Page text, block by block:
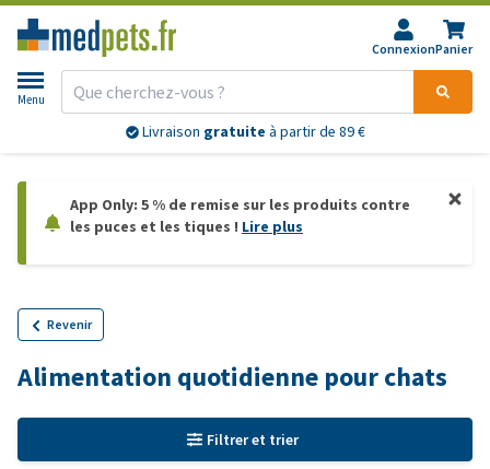
ConnexionPanier
Menu
Livraison gratuite à partir de 89 €
App Only: 5 % de remise sur les produits contre
les puces et les tiques ! Lire plus
Revenir
Alimentation quotidienne pour chats
Filtrer et trier